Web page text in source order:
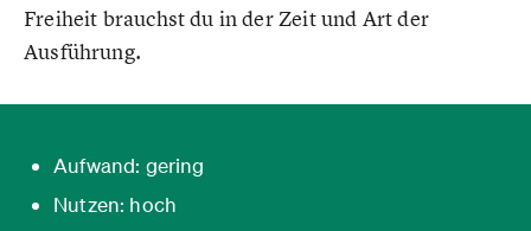
Freiheit brauchst du in der Zeit und Art der
Ausführung.
Aufwand: gering
Nutzen: hoch